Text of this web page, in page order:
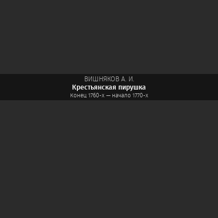
ВИШНЯКОВ А. И.
Крестьянская пирушка
Конец 1760-х — начало 1770-х